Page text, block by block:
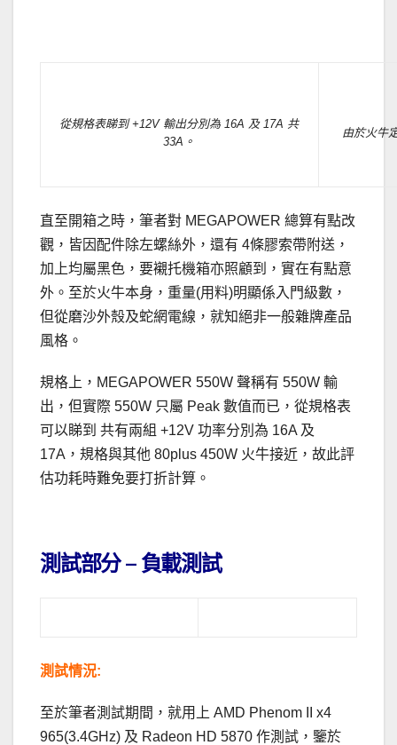
從規格表睇到 +12V 輸出分別為 16A 及 17A 共
33A。
由於火牛
直至開箱之時，筆者對 MEGAPOWER 總算有點改
觀，皆因配件除左螺絲外，還有 4條膠索帶附送，
加上均屬黑色，要襯托機箱亦照顧到，實在有點意
外。至於火牛本身，重量(用料)明顯係入門級數，
但從磨沙外殼及蛇網電線，就知絕非一般雜牌產品
風格。
規格上，MEGAPOWER 550W 聲稱有 550W 輸
出，但實際 550W 只屬 Peak 數值而已，從規格表
可以睇到 共有兩組 +12V 功率分別為 16A 及
17A，規格與其他 80plus 450W 火牛接近，故此評
估功耗時難免要打折計算。
測試部分– 負載測試
測試情況:
至於筆者測試期間，就用上 AMD Phenom II x4
965(3.4GHz) 及 Radeon HD 5870 作測試，鑒於